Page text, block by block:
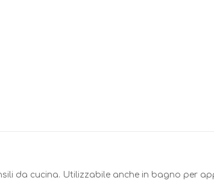
da cucina. Utilizzabile anche in bagno per